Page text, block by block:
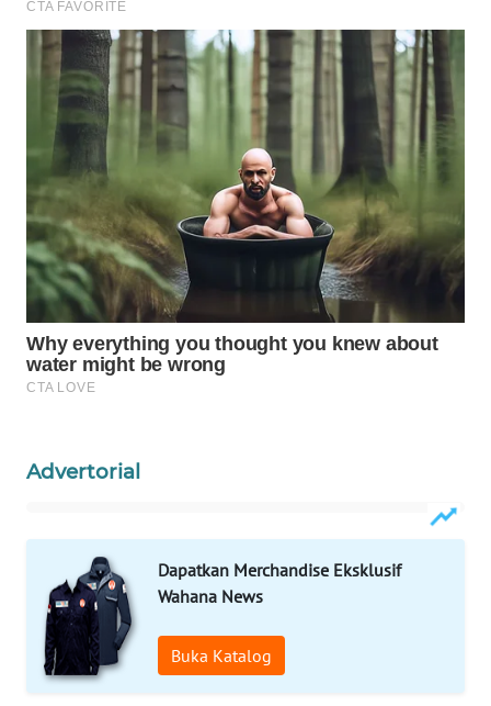
Advertorial
Dapatkan Merchandise Eksklusif
Wahana News
Buka Katalog
UMKM
WAHANA
SELEB
WAHANA
PERSONA
WAHANA
OTOMOTIF
WAHANA
HEALTH
WISATA
WAHANA
Wahana
Network
KONSUMEN